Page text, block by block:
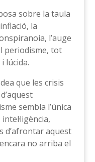
sobre la taula
la
l’auge
periodisme, tot
lúcida.
que les crisis
sembla l’única
d’afrontar aquest
no arriba el